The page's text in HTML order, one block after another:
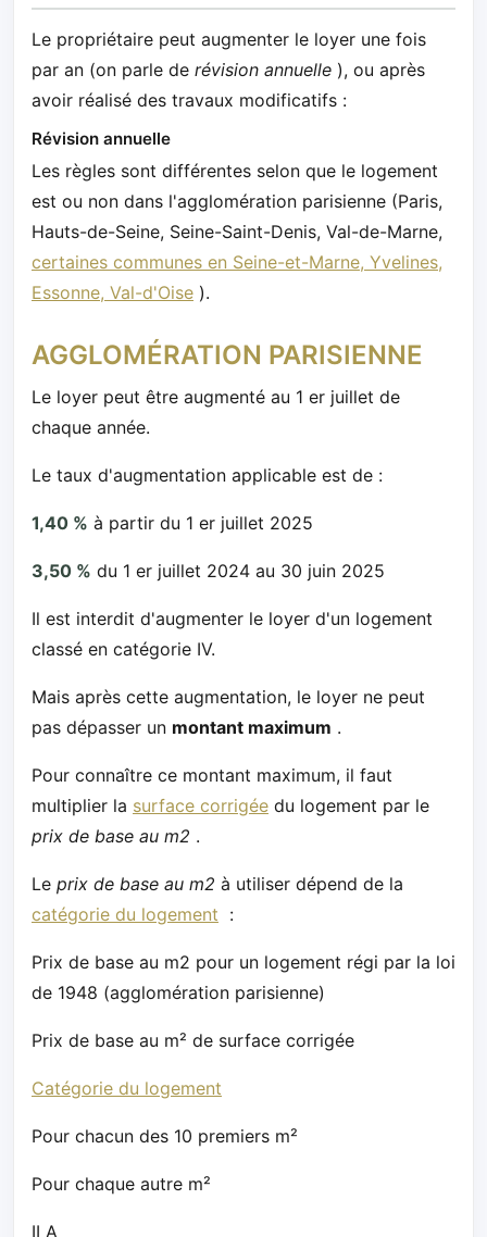
Le propriétaire peut augmenter le loyer une fois
par an (on parle de révision annuelle ), ou après
avoir réalisé des travaux modificatifs :
Révision annuelle
Les règles sont différentes selon que le logement
est ou non dans l'agglomération parisienne (Paris,
Hauts-de-Seine, Seine-Saint-Denis, Val-de-Marne,
certaines communes en Seine-et-Marne, Yvelines,
Essonne, Val-d'Oise ).
AGGLOMÉRATION PARISIENNE
Le loyer peut être augmenté au 1 er juillet de
chaque année.
Le taux d'augmentation applicable est de :
1,40 % à partir du 1 er juillet 2025
3,50 % du 1 er juillet 2024 au 30 juin 2025
Il est interdit d'augmenter le loyer d'un logement
classé en catégorie IV.
Mais après cette augmentation, le loyer ne peut
pas dépasser un montant maximum .
Pour connaître ce montant maximum, il faut
multiplier la surface corrigée du logement par le
prix de base au m2 .
Le prix de base au m2 à utiliser dépend de la
catégorie du logement :
Prix de base au m2 pour un logement régi par la loi
de 1948 (agglomération parisienne)
Prix de base au m² de surface corrigée
Catégorie du logement
Pour chacun des 10 premiers m²
Pour chaque autre m²
II A